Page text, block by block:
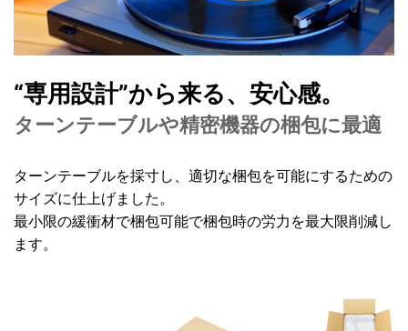
“専用設計”から来る、安心感。
ターンテーブルや精密機器の梱包に最適
ターンテーブルを採寸し、適切な梱包を可能にするための
サイズに仕上げました。
最小限の緩衝材で梱包可能で梱包時の労力を最大限削減し
ます。